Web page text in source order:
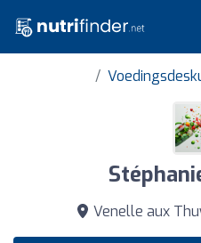
Venelle aux